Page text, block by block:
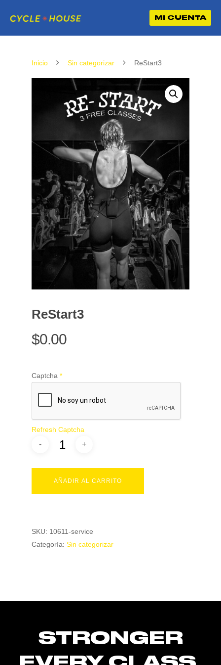
MI CUENTA
Inicio Sin categorizar ReStart3
ReStart3
$0.00
Captcha *
Refresh Captcha
AÑADIR AL CARRITO
SKU: 10611-service
Categoría: Sin categorizar
STRONGER